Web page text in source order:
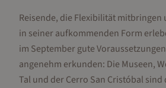
Reisende, die Flexibilität mitbringen
in seiner aufkommenden Form
im September gute
angenehm erkunden: Die Museen,
Tal und der Cerro San Cristóbal